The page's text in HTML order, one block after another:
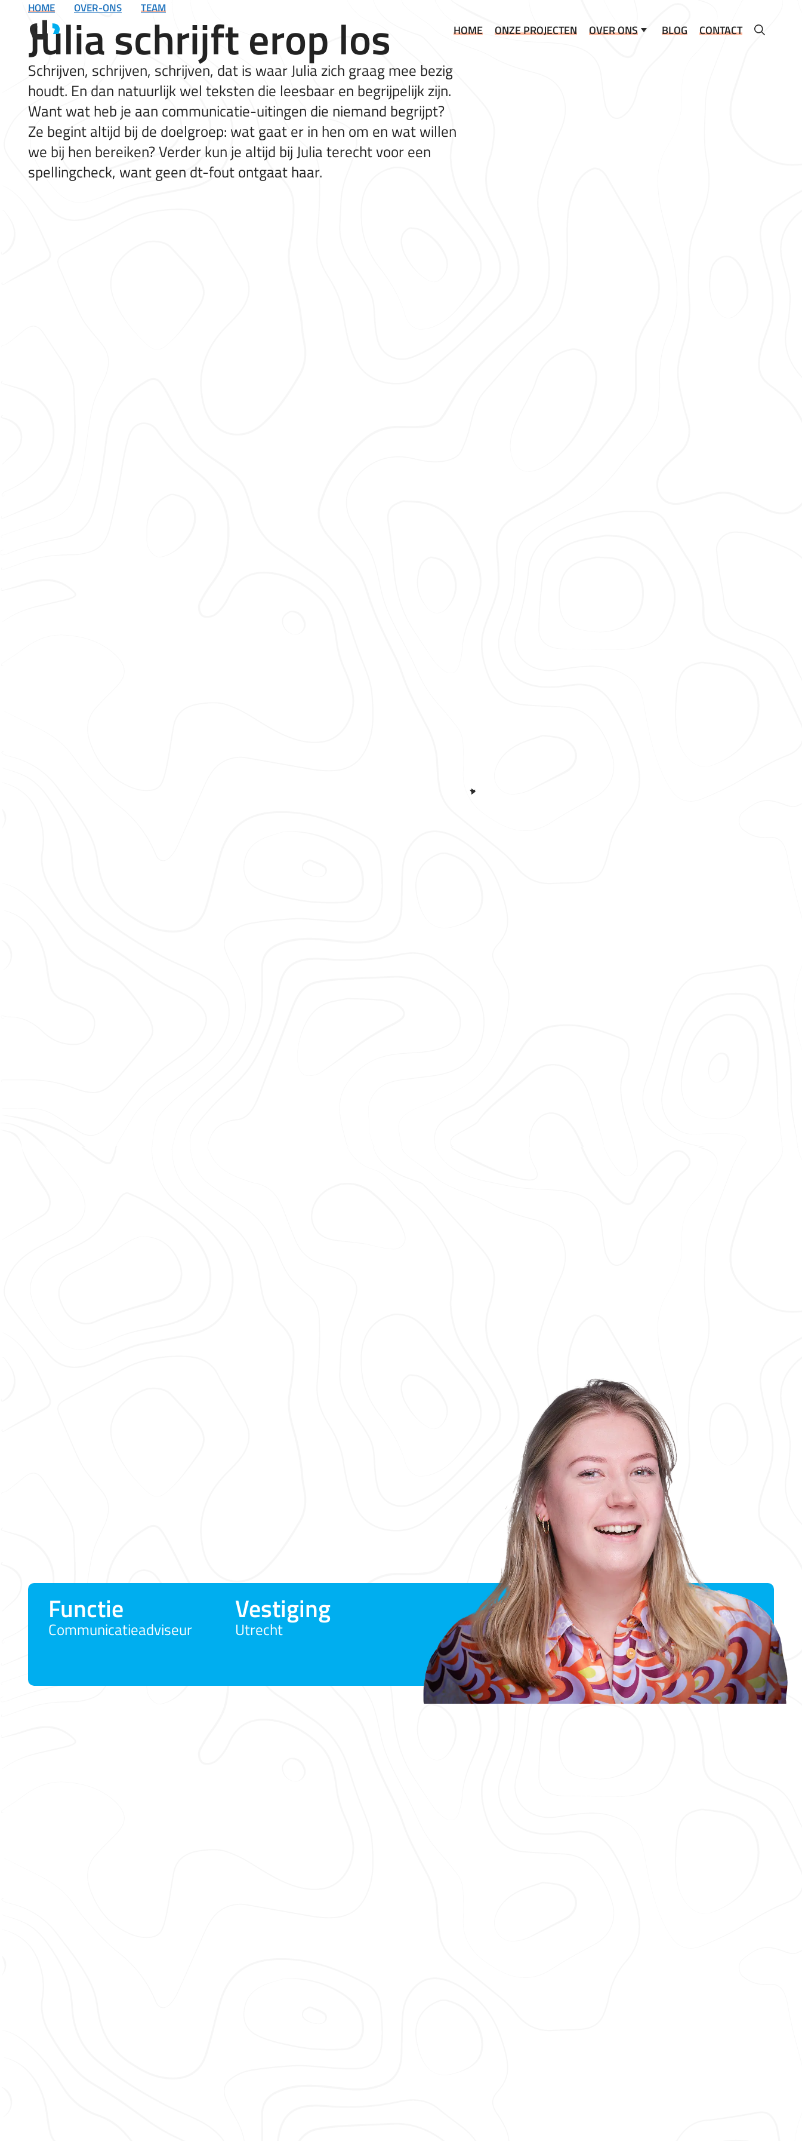
inhoud
HOME ONZE PROJECTEN OVER ONS BLOG CONTACT
HOME OVER-ONS TEAM
Julia schrijft erop los
Schrijven, schrijven, schrijven, dat is waar Julia zich graag mee bezig
houdt. En dan natuurlijk wel teksten die leesbaar en begrijpelijk zijn.
Want wat heb je aan communicatie-uitingen die niemand begrijpt?
Ze begint altijd bij de doelgroep: wat gaat er in hen om en wat willen
we bij hen bereiken? Verder kun je altijd bij Julia terecht voor een
spellingcheck, want geen dt-fout ontgaat haar.
Functie
Communicatieadviseur
Vestiging
Utrecht